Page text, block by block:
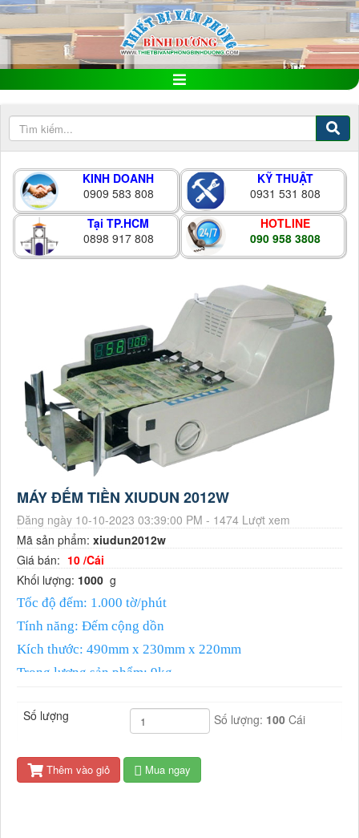
KINH DOANH
0909 583 808
KỸ THUẬT
0931 531 808
Tại TP.HCM
0898 917 808
HOTLINE
090 958 3808
MÁY ĐẾM TIỀN XIUDUN 2012W
Đăng ngày 10-10-2023 03:39:00 PM - 1474 Lượt xem
Mã sản phẩm: xiudun2012w
Giá bán: 10 /Cái
Khối lượng: 1000 g
Tốc độ đếm: 1.000 tờ/phút
Tính năng: Đếm cộng dồn
Kích thước: 490mm x 230mm x 220mm
Trọng lượng sản phẩm: 9kg
Số lượng Số lượng: 100 Cái
Thêm vào giỏ Mua ngay